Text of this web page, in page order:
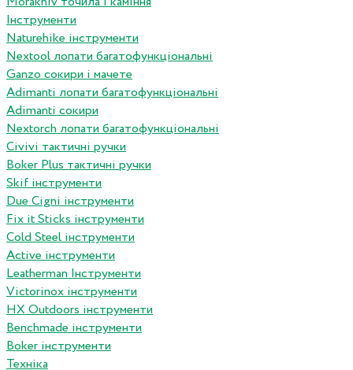
Інструменти
Naturehike інструменти
Nextool лопати багатофункціональні
Ganzo сокири і мачете
Adimanti лопати багатофункціональні
Adimanti сокири
Nextorch лопати багатофункціональні
Сivivi тактичні ручки
Boker Plus тактичні ручки
Skif інструменти
Due Cigni інструменти
Fix it Sticks інструменти
Сold Steel інструменти
Active інструменти
Leatherman Інструменти
Victorinox інструменти
HX Outdoors інструменти
Benchmade інструменти
Boker інструменти
Техніка